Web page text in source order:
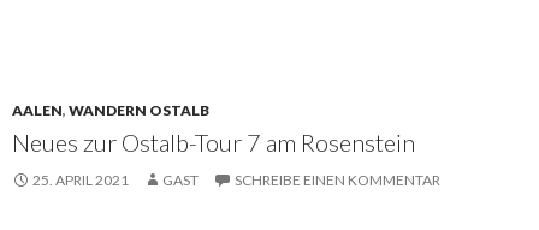
AALEN, WANDERN OSTALB
Neues zur Ostalb-Tour 7 am Rosenstein
25. APRIL 2021 GAST SCHREIBE EINEN KOMMENTAR